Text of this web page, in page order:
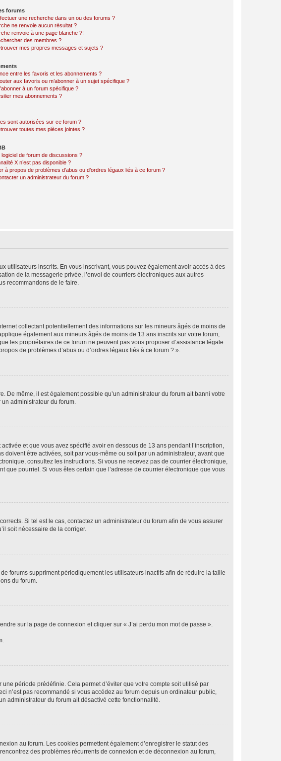
forums
une recherche dans un ou des forums ?
ne renvoie aucun résultat ?
renvoie à une page blanche ?!
des membres ?
mes propres messages et sujets ?
entre les favoris et les abonnements ?
aux favoris ou m’abonner à un sujet spécifique ?
à un forum spécifique ?
mes abonnements ?
sont autorisées sur ce forum ?
toutes mes pièces jointes ?
de forum de discussions ?
X n’est pas disponible ?
à propos de problèmes d’abus ou d’ordres légaux liés à ce forum ?
un administrateur du forum ?
utilisateurs inscrits. En vous inscrivant, vous pouvez également avoir accès à des
de la messagerie privée, l’envoi de courriers électroniques aux autres
recommandons de le faire.
collectant potentiellement des informations sur les mineurs âgés de moins de
également aux mineurs âgés de moins de 13 ans inscrits sur votre forum,
les propriétaires de ce forum ne peuvent pas vous proposer d’assistance légale
de problèmes d’abus ou d’ordres légaux liés à ce forum ? ».
De même, il est également possible qu’un administrateur du forum ait banni votre
un administrateur du forum.
et que vous avez spécifié avoir en dessous de 13 ans pendant l’inscription,
être activées, soit par vous-même ou soit par un administrateur, avant que
consultez les instructions. Si vous ne recevez pas de courrier électronique,
pourriel. Si vous êtes certain que l’adresse de courrier électronique que vous
Si tel est le cas, contactez un administrateur du forum afin de vous assurer
soit nécessaire de la corriger.
forums suppriment périodiquement les utilisateurs inactifs afin de réduire la taille
du forum.
sur la page de connexion et cliquer sur « J’ai perdu mon mot de passe ».
période prédéfinie. Cela permet d’éviter que votre compte soit utilisé par
n’est pas recommandé si vous accédez au forum depuis un ordinateur public,
administrateur du forum ait désactivé cette fonctionnalité.
au forum. Les cookies permettent également d’enregistrer le statut des
des problèmes récurrents de connexion et de déconnexion au forum,